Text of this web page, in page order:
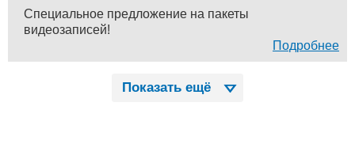
Специальное предложение на пакеты
видеозаписей!
Подробнее
Показать ещё